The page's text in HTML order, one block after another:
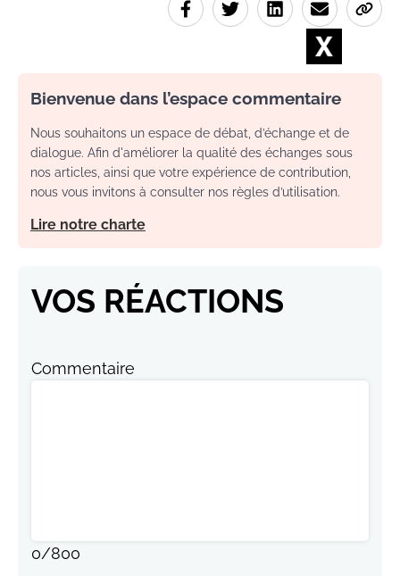
Bienvenue dans l’espace commentaire
Nous souhaitons un espace de débat, d’échange et de
dialogue. Afin d'améliorer la qualité des échanges sous
nos articles, ainsi que votre expérience de contribution,
nous vous invitons à consulter nos règles d’utilisation.
Lire notre charte
VOS RÉACTIONS
Commentaire
0/800